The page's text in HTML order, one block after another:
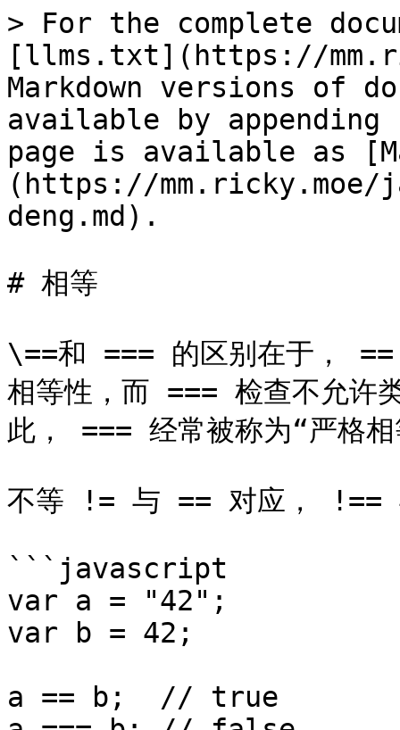
> For the complete
[llms.txt](https://
Markdown versions of
available by
page is available as
(https://
deng.md).
# 相等
\==和 === 的区别在于， ==
相等性，而 === 检查不允许
此， === 经常被称为“严格相
不等 != 与 == 对应， !==
```javascript
var a = "42";
var b = 42;
a == b;  // true